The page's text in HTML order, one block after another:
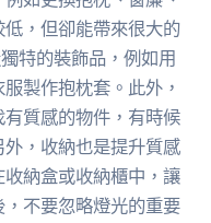
，但卻能帶來很大的
特的裝飾品，例如用
製作抱枕套。此外，
質感的物件，有時候
，收納也是提升質感
納盒或收納櫃中，讓
不要忽略燈光的重要